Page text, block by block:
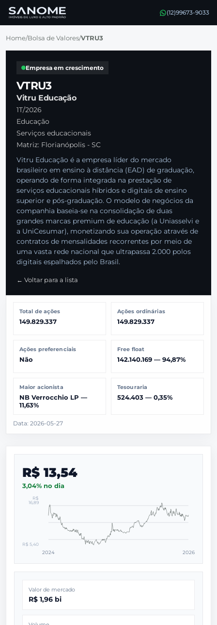
(12)99673-9033
Home/Bolsa de Valores/VTRU3
Empresa em crescimento
VTRU3
Vitru Educação
1T/2026
Educação
Serviços educacionais
Matriz: Florianópolis - SC
Vitru Educação é a empresa líder do mercado
brasileiro em ensino à distância (EAD) de graduação,
operando de forma integrada na prestação de
serviços educacionais híbridos e digitais de ensino
superior e pós-graduação. O modelo de negócios da
companhia baseia-se na consolidação de duas
grandes marcas premium de educação (a Uniasselvi e
a UniCesumar), monetizando sua operação através de
contratos de mensalidades recorrentes por meio de
uma vasta rede nacional que ultrapassa 2.000 polos
digitais espalhados pelo Brasil.
← Voltar para a lista
Total de ações
149.829.337
Ações ordinárias
149.829.337
Ações preferenciais
Não
Free float
142.140.169 — 94,87%
Maior acionista
NB Verrocchio LP —
11,63%
Tesouraria
524.403 — 0,35%
Data: 2026-05-27
R$ 13,54
3,04% no dia
R$
16,89
R$ 5,40
2024 2026
Valor de mercado
R$ 1,96 bi